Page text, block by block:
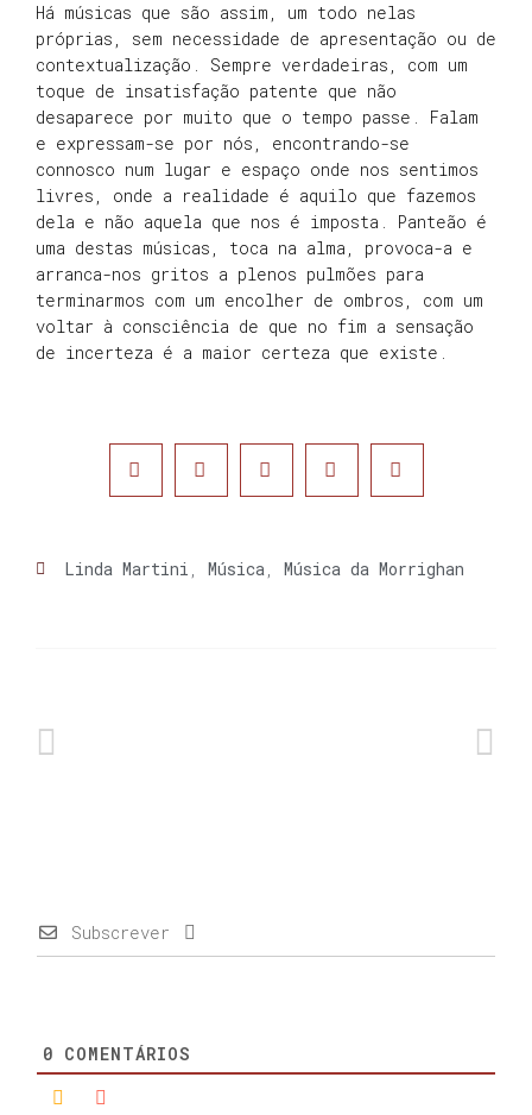
Há músicas que são assim, um todo nelas
próprias, sem necessidade de apresentação ou de
contextualização. Sempre verdadeiras, com um
toque de insatisfação patente que não
desaparece por muito que o tempo passe. Falam
e expressam-se por nós, encontrando-se
connosco num lugar e espaço onde nos sentimos
livres, onde a realidade é aquilo que fazemos
dela e não aquela que nos é imposta. Panteão é
uma destas músicas, toca na alma, provoca-a e
arranca-nos gritos a plenos pulmões para
terminarmos com um encolher de ombros, com um
voltar à consciência de que no fim a sensação
de incerteza é a maior certeza que existe.
Linda Martini Música Música da Morrighan
Subscrever
0 COMENTÁRIOS